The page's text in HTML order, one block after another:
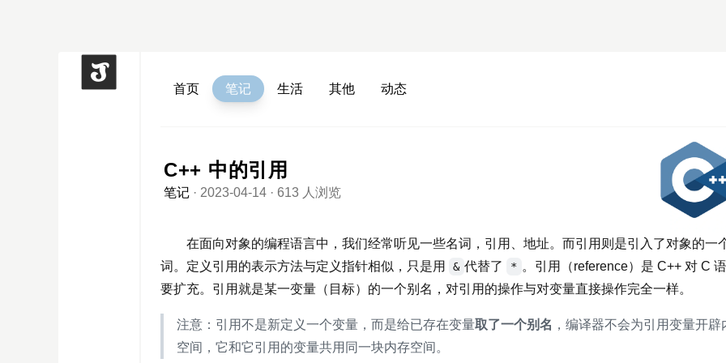
首页 笔记 生活 其他 动态
C++ 中的引用
笔记 · 2023-04-14 · 613 人浏览
在面向对象的编程语言中，我们经常听见一些名词，引用、地址。而引用则是引入了对象的一
词。定义引用的表示方法与定义指针相似，只是用
& 代替了 * 。引用（reference）是 C++ 对 C
要扩充。引用就是某一变量（目标）的一个别名，对引用的操作与对变量直接操作完全一样。
注意：引用不是新定义一个变量，而是给已存在变量取了一个别名 ，编译器不会为引用变量开辟
空间，它和它引用的变量共用同一块内存空间。